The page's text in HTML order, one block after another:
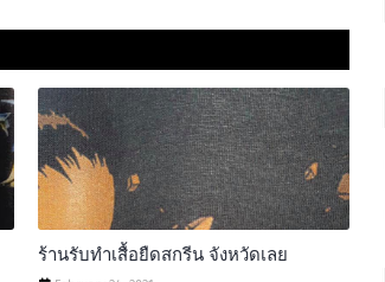
ร้านรับทําเสื้อยืดสกรีน จังหวัดเลย